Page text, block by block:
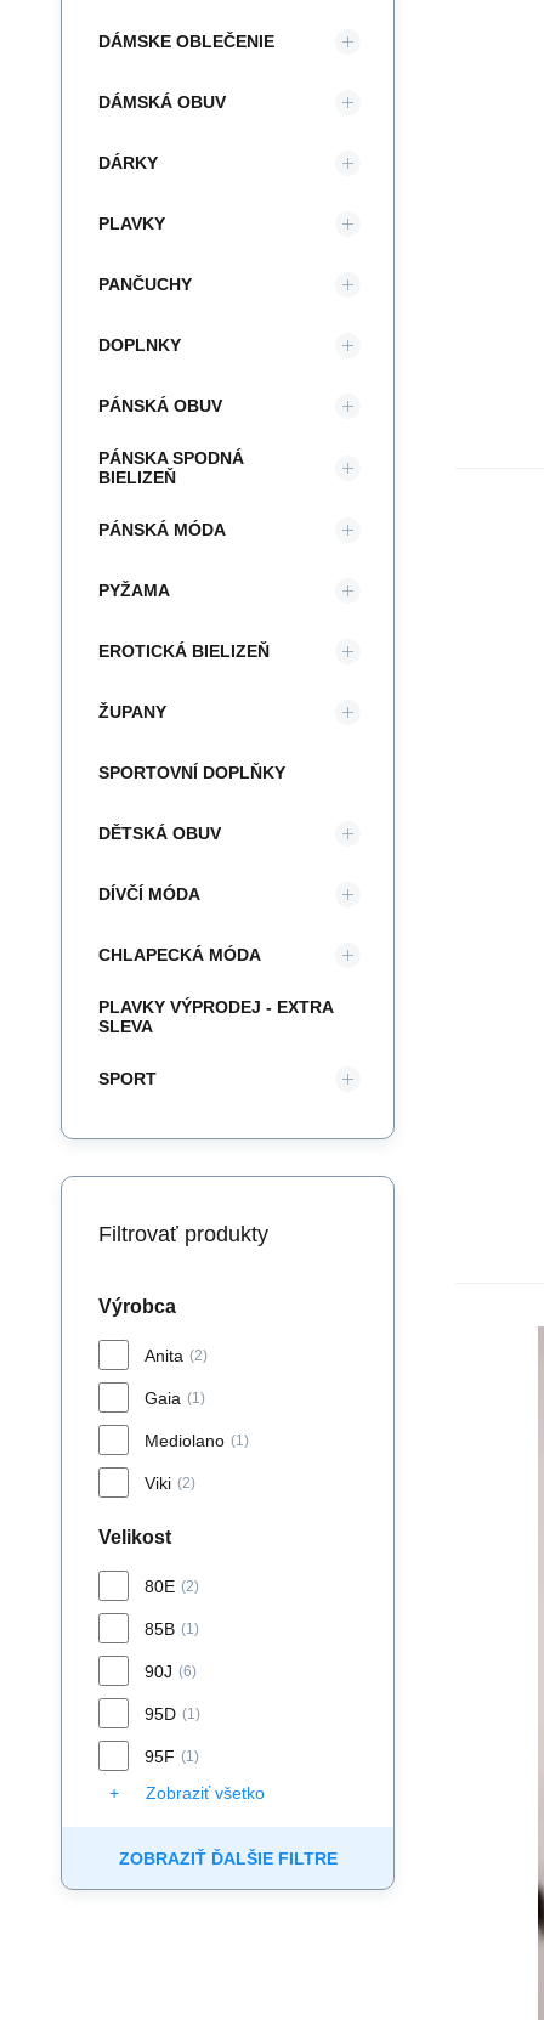
DÁMSKE OBLEČENIE
DÁMSKÁ OBUV
DÁRKY
PLAVKY
PANČUCHY
DOPLNKY
PÁNSKÁ OBUV
PÁNSKA SPODNÁ
BIELIZEŇ
PÁNSKÁ MÓDA
PYŽAMA
EROTICKÁ BIELIZEŇ
ŽUPANY
SPORTOVNÍ DOPLŇKY
DĚTSKÁ OBUV
DÍVČÍ MÓDA
CHLAPECKÁ MÓDA
PLAVKY VÝPRODEJ - EXTRA
SLEVA
SPORT
Filtrovať produkty
Výrobca
Anita (2)
Gaia (1)
Mediolano (1)
Viki (2)
Velikost
80E (2)
85B (1)
90J (6)
95D (1)
95F (1)
Zobraziť všetko
ZOBRAZIŤ ĎALŠIE FILTRE